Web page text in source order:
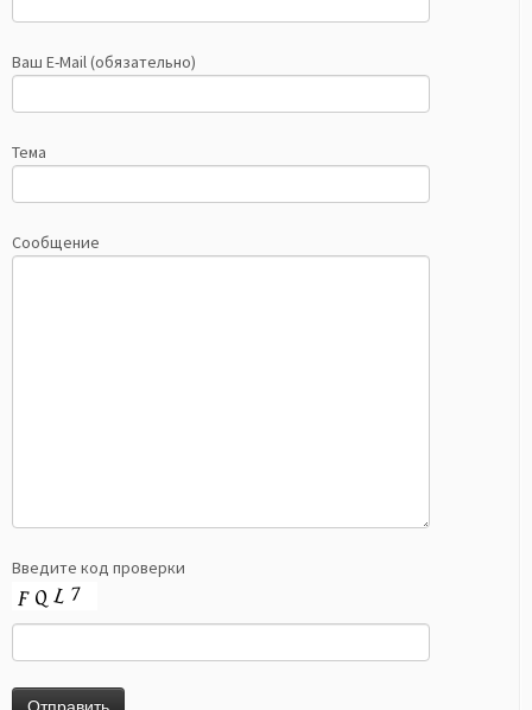
Ваш E-Mail (обязательно)
Тема
Сообщение
Введите код проверки